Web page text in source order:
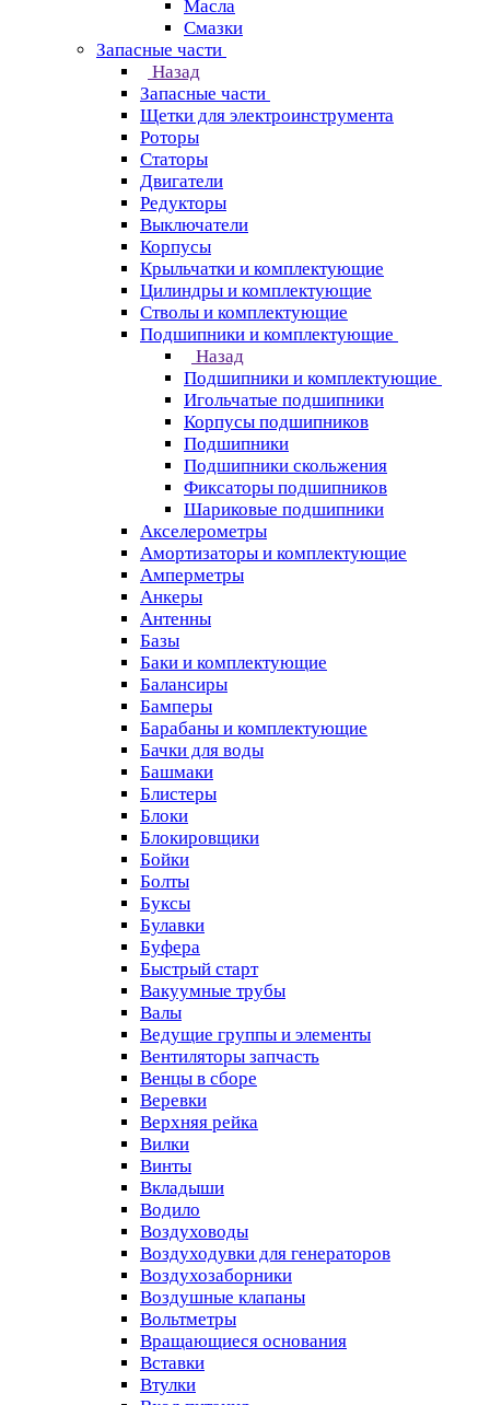
Масла
Смазки
Запасные части
Назад
Запасные части
Щетки для электроинструмента
Роторы
Статоры
Двигатели
Редукторы
Выключатели
Корпусы
Крыльчатки и комплектующие
Цилиндры и комплектующие
Стволы и комплектующие
Подшипники и комплектующие
Назад
Подшипники и комплектующие
Игольчатые подшипники
Корпусы подшипников
Подшипники
Подшипники скольжения
Фиксаторы подшипников
Шариковые подшипники
Акселерометры
Амортизаторы и комплектующие
Амперметры
Анкеры
Антенны
Базы
Баки и комплектующие
Балансиры
Бамперы
Барабаны и комплектующие
Бачки для воды
Башмаки
Блистеры
Блоки
Блокировщики
Бойки
Болты
Буксы
Булавки
Буфера
Быстрый старт
Вакуумные трубы
Валы
Ведущие группы и элементы
Вентиляторы запчасть
Венцы в сборе
Веревки
Верхняя рейка
Вилки
Винты
Вкладыши
Водило
Воздуховоды
Воздуходувки для генераторов
Воздухозаборники
Воздушные клапаны
Вольтметры
Вращающиеся основания
Вставки
Втулки